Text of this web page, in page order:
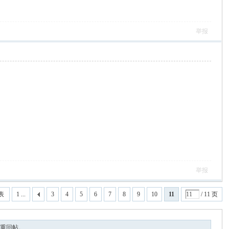
举报
举报
1 ... 3 4 5 6 7 8 9 10 11 / 11 页
回帖。